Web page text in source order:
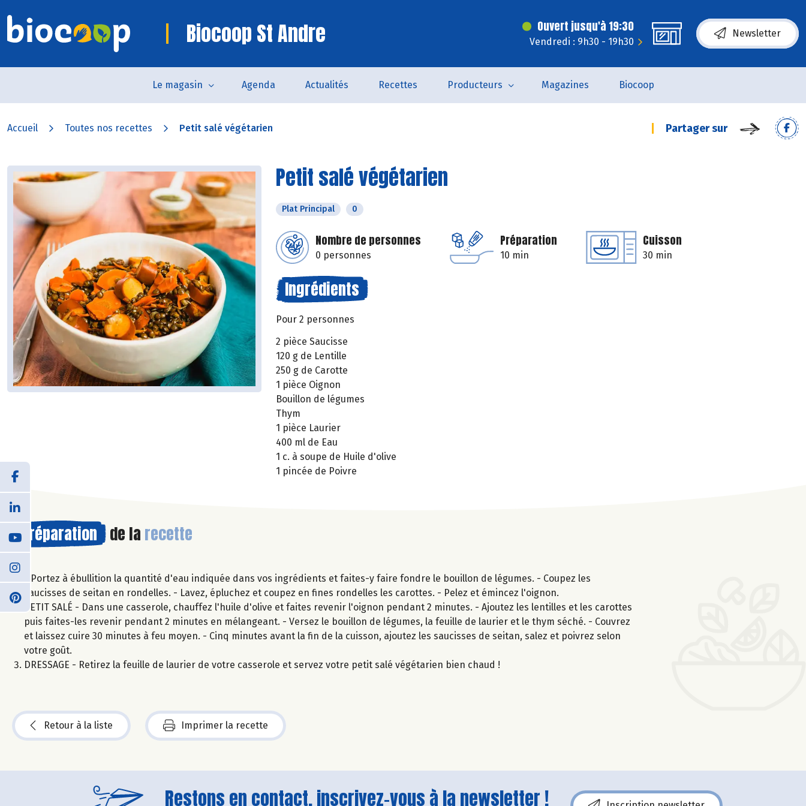
Biocoop St Andre Ouvert jusqu'à 19:30
Vendredi : 9h30 - 19h30
Newsletter
Le magasin Agenda Actualités Recettes Producteurs Magazines Biocoop
Accueil Toutes nos recettes Petit salé végétarien Partager sur
Petit salé végétarien
Plat Principal 0
Nombre de personnes
0 personnes
Préparation
10 min
Cuisson
30 min
Ingrédients
Pour 2 personnes
2 pièce Saucisse
120 g de Lentille
250 g de Carotte
1 pièce Oignon
Bouillon de légumes
Thym
1 pièce Laurier
400 ml de Eau
1 c. à soupe de Huile d'olive
1 pincée de Poivre
Préparation de la recette
- Portez à ébullition la quantité d'eau indiquée dans vos ingrédients et faites-y faire fondre le bouillon de légumes. - Coupez les
saucisses de seitan en rondelles. - Lavez, épluchez et coupez en fines rondelles les carottes. - Pelez et émincez l'oignon.
PETIT SALÉ - Dans une casserole, chauffez l'huile d'olive et faites revenir l'oignon pendant 2 minutes. - Ajoutez les lentilles et les carottes
puis faites-les revenir pendant 2 minutes en mélangeant. - Versez le bouillon de légumes, la feuille de laurier et le thym séché. - Couvrez
et laissez cuire 30 minutes à feu moyen. - Cinq minutes avant la fin de la cuisson, ajoutez les saucisses de seitan, salez et poivrez selon
votre goût.
DRESSAGE - Retirez la feuille de laurier de votre casserole et servez votre petit salé végétarien bien chaud !
Retour à la liste Imprimer la recette
Restons en contact, inscrivez-vous à la newsletter !